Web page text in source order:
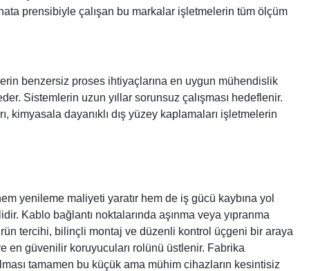
hata prensibiyle çalışan bu markalar işletmelerin tüm ölçüm
benzersiz proses ihtiyaçlarına en uygun mühendislik
Sistemlerin uzun yıllar sorunsuz çalışması hedeflenir.
kimyasala dayanıklı dış yüzey kaplamaları işletmelerin
yenileme maliyeti yaratır hem de iş gücü kaybına yol
Kablo bağlantı noktalarında aşınma veya yıpranma
tercihi, bilinçli montaj ve düzenli kontrol üçgeni bir araya
en güvenilir koruyucuları rolünü üstlenir. Fabrika
tamamen bu küçük ama mühim cihazların kesintisiz